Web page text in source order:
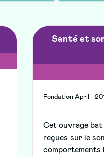
Santé et
Fondation April -
Cet ouvrage bat
reçues sur le
comportements